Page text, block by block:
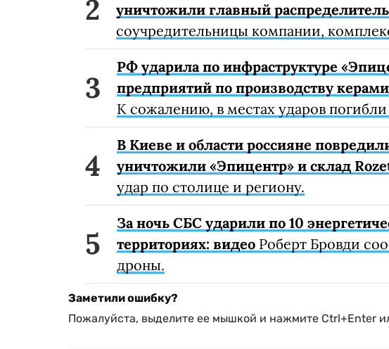
уничтожили главный
соучредительницы компании,
РФ ударила по инфраструктуре
предприятий по производству
К сожалению, в местах ударов
В Киеве и области россияне
уничтожили «Эпицентр» и склад
удар по столице и региону.
За ночь СБС ударили по 10
территориях: видео Роберт Бровди
дроны.
Заметили ошибку?
Пожалуйста, выделите ее мышкой и нажмите Ctrl+Enter